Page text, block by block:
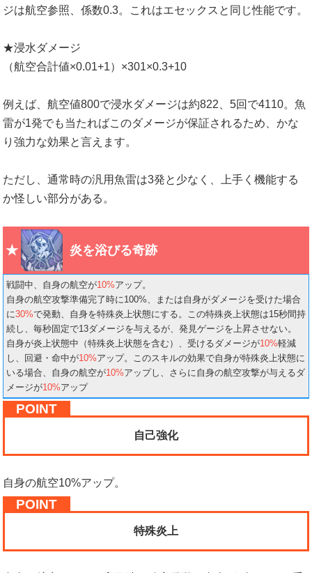
ジは航空参照、係数0.3。これはエセックスと同じ性能です。
★浸水ダメージ
（航空合計値×0.01+1）×301×0.3+10
例えば、航空値800で浸水ダメージは約822、5回で4110。魚
雷が1発でも当たればこのダメージが保証されるため、かな
り強力な効果と言えます。
ただし、通常時の汎用魚雷は3発と少なく、上手く機能する
か怪しい部分がある。
炎を浴びる奇跡
戦闘中、自身の航空が10%アップ。
自身の航空攻撃準備完了時に100%、または自身がダメージを受けた場合
に30%で発動、自身を特殊炎上状態にする。この特殊炎上状態は15秒間持
続し、毎秒固定で13ダメージを与えるが、発見ゲージを上昇させない。
自身が炎上状態中（特殊炎上状態を含む）、受けるダメージが10%軽減
し、回避・命中が10%アップ。このスキルの効果で自身が特殊炎上状態に
いる場合、自身の航空が10%アップし、さらに自身の航空攻撃が与えるダ
メージが10%アップ
自己強化
自身の航空10%アップ。
特殊炎上